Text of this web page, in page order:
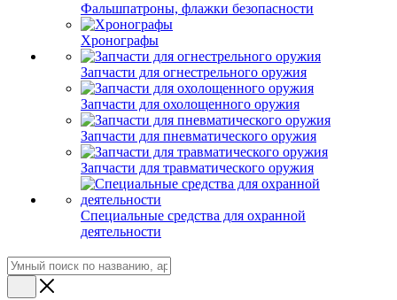
Фальшпатроны, флажки безопасности
Хронографы
Запчасти для огнестрельного оружия
Запчасти для охолощенного оружия
Запчасти для пневматического оружия
Запчасти для травматического оружия
Специальные средства для охранной
деятельности